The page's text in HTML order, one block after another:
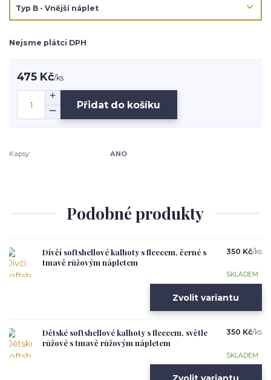
Nejsme plátci DPH
475 Kč/ks
Přidat do košíku
Kapsy: ANO
Podobné produkty
Dívčí softshellové kalhoty s fleecem, černé s
tmavě růžovým nápletem
350 Kč/ks
SKLADEM
Zvolit variantu
Dětské softshellové kalhoty s fleecem, světle
růžové s tmavě růžovým nápletem
350 Kč/ks
SKLADEM